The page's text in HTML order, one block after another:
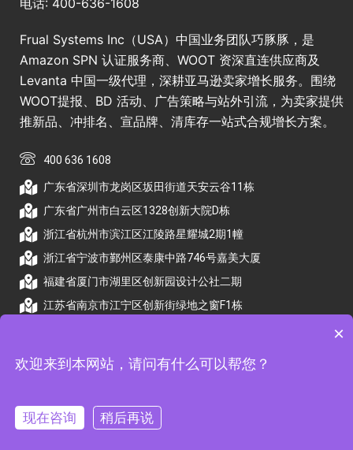
电话: 400-636-1608
Frual Systems Inc（USA）中国业务团队巧豚豚，是
Amazon SPN 认证服务商、WOOT 资深直连供应商及
Levanta 中国一级代理，深耕亚马逊卖家增长服务。围绕
WOOT提报、BD 活动、广告策略与站外引流，为卖家提供
推新品、冲排名、宣品牌、清库存一站式合规增长方案。
400 636 1608
广东省深圳市龙岗区坂田街道天安云谷11栋
广东省广州市白云区1328创新大院D栋
浙江省杭州市滨江区江陵路星耀城2期1幢
浙江省宁波市鄞州区泰康中路746号嘉美大厦
福建省厦门市湖里区创新园设计公社二期
江苏省南京市江宁区创新街绿地之窗F1栋
备案号：浙ICP备2026009174号
×
欢迎来到本网站，请问有什么可以帮您？
现在咨询 稍后再说